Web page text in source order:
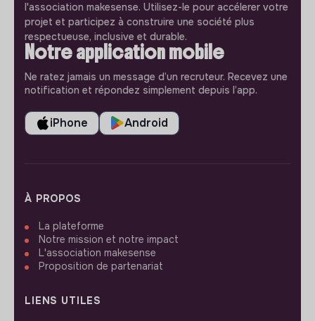
l'association makesense. Utilisez-le pour accélerer votre
projet et participez à construire une société plus
respectueuse, inclusive et durable.
Notre application mobile
Ne ratez jamais un message d’un recruteur. Recevez une
notification et répondez simplement depuis l’app.
iPhone Android
À PROPOS
La plateforme
Notre mission et notre impact
L'association makesense
Proposition de partenariat
LIENS UTILES